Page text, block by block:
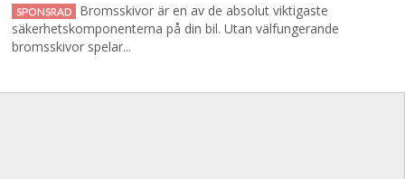
SPONSRAD
Bromsskivor är en av de absolut viktigaste
säkerhetskomponenterna på din bil. Utan välfungerande
bromsskivor spelar...